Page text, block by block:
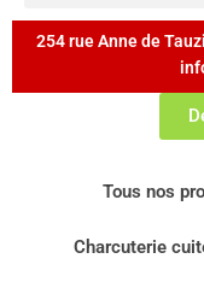
254 rue Anne de
Tous nos
Charcuterie